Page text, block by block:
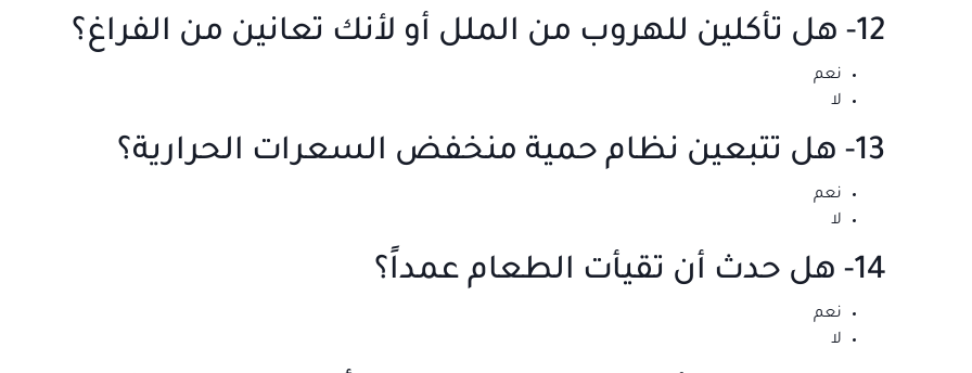
12- هل تأكلين للهروب من الملل أو لأنك تعانين من الفراغ؟
نعم
لا
13- هل تتبعين نظام حمية منخفض السعرات الحرارية؟
نعم
لا
14- هل حدث أن تقيأت الطعام عمداً؟
نعم
لا